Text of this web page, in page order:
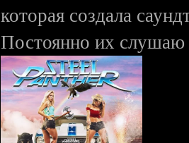
которая создала
Постоянно их